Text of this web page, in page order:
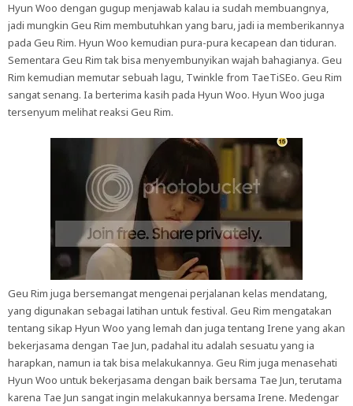
Hyun Woo dengan gugup menjawab kalau ia sudah membuangnya,
jadi mungkin Geu Rim membutuhkan yang baru, jadi ia memberikannya
pada Geu Rim. Hyun Woo kemudian pura-pura kecapean dan tiduran.
Sementara Geu Rim tak bisa menyembunyikan wajah bahagianya. Geu
Rim kemudian memutar sebuah lagu, Twinkle from TaeTiSEo. Geu Rim
sangat senang. Ia berterima kasih pada Hyun Woo. Hyun Woo juga
tersenyum melihat reaksi Geu Rim.
Geu Rim juga bersemangat mengenai perjalanan kelas mendatang,
yang digunakan sebagai latihan untuk festival. Geu Rim mengatakan
tentang sikap Hyun Woo yang lemah dan juga tentang Irene yang akan
bekerjasama dengan Tae Jun, padahal itu adalah sesuatu yang ia
harapkan, namun ia tak bisa melakukannya. Geu Rim juga menasehati
Hyun Woo untuk bekerjasama dengan baik bersama Tae Jun, terutama
karena Tae Jun sangat ingin melakukannya bersama Irene. Medengar